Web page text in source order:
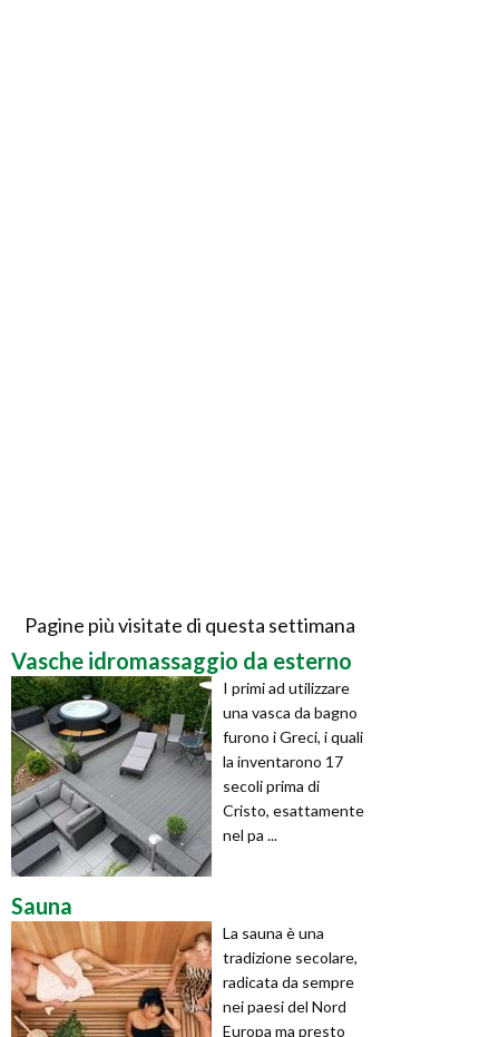
Pagine più visitate di questa settimana
Vasche idromassaggio da esterno
I primi ad utilizzare
una vasca da bagno
furono i Greci, i quali
la inventarono 17
secoli prima di
Cristo, esattamente
nel pa ...
Sauna
La sauna è una
tradizione secolare,
radicata da sempre
nei paesi del Nord
Europa ma presto